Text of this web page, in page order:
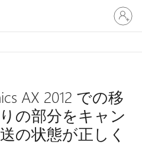
ア
カ
ウ
イ
ン
イ
ン
す
AX 2012 での移
の部分をキャン
の状態が正しく